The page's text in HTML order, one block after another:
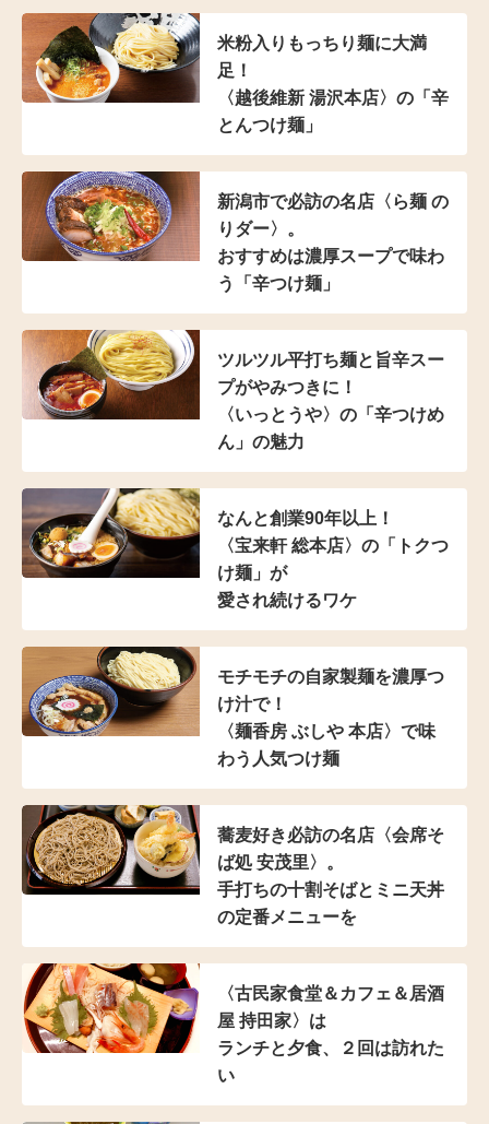
米粉入り もっちり麺に大満
足！
〈越後維新 湯沢本店〉の 「辛
とんつけ麺」
新潟市で必訪の名店 〈ら麺 の
りダー〉。
おすすめは濃厚スープで味わ
う「辛つけ麺」
ツルツル平打ち麺と 旨辛スー
プがやみつきに！
〈いっとうや〉の 「辛つけめ
ん」の魅力
なんと創業90年以上！
〈宝来軒 総本店〉の 「トクつ
け麺」が
愛され続けるワケ
モチモチの自家製麺を濃厚つ
け汁で！
〈麺香房 ぶしや 本店〉 で味
わう人気つけ麺
蕎麦好き必訪の名店 〈会席そ
ば処 安茂里〉。
手打ちの十割そばと ミニ天丼
の定番メニューを
〈古民家食堂＆カフェ ＆居酒
屋 持田家〉は
ランチと夕食、２回は訪れた
い